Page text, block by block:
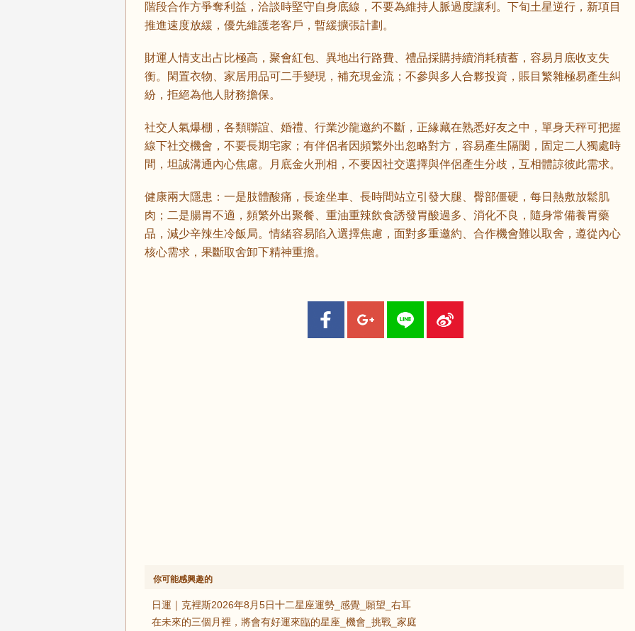
階段合作方爭奪利益，洽談時堅守自身底線，不要為維持人脈過度讓利。下旬土星逆行，新項目
推進速度放緩，優先維護老客戶，暫緩擴張計劃。
財運人情支出占比極高，聚會紅包、異地出行路費、禮品採購持續消耗積蓄，容易月底收支失
衡。閑置衣物、家居用品可二手變現，補充現金流；不參與多人合夥投資，賬目繁雜極易產生糾
紛，拒絕為他人財務擔保。
社交人氣爆棚，各類聯誼、婚禮、行業沙龍邀約不斷，正緣藏在熟悉好友之中，單身天秤可把握
線下社交機會，不要長期宅家；有伴侶者因頻繁外出忽略對方，容易產生隔閡，固定二人獨處時
間，坦誠溝通內心焦慮。月底金火刑相，不要因社交選擇與伴侶產生分歧，互相體諒彼此需求。
健康兩大隱患：一是肢體酸痛，長途坐車、長時間站立引發大腿、臀部僵硬，每日熱敷放鬆肌
肉；二是腸胃不適，頻繁外出聚餐、重油重辣飲食誘發胃酸過多、消化不良，隨身常備養胃藥
品，減少辛辣生冷飯局。情緒容易陷入選擇焦慮，面對多重邀約、合作機會難以取舍，遵從內心
核心需求，果斷取舍卸下精神重擔。
你可能感興趣的
日運｜克裡斯2026年8月5日十二星座運勢_感覺_願望_右耳
在未來的三個月裡，將會有好運來臨的星座_機會_挑戰_家庭
龍 蛇 馬